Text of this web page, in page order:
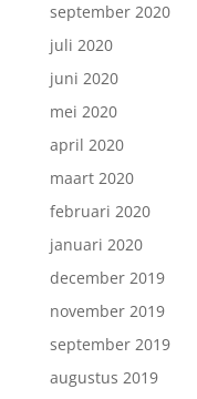
september 2020
juli 2020
juni 2020
mei 2020
april 2020
maart 2020
februari 2020
januari 2020
december 2019
november 2019
september 2019
augustus 2019